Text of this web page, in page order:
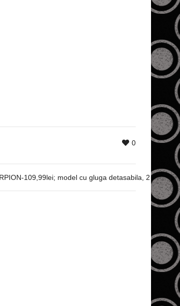
0
109,99lei; model cu gluga detasabila, 2